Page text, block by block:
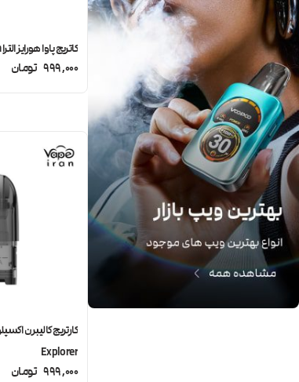
کاتریج پاوا هورایز الترا Pava Horiz Ultra
999,000 تومان
Explorer
999,000 تومان